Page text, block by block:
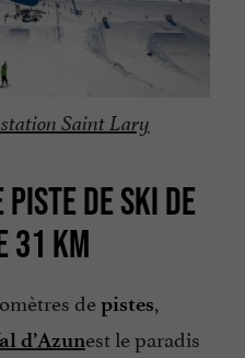
station Saint Lary
PISTE DE SKI DE
31 KM
depistes,
d’Azunest le paradis